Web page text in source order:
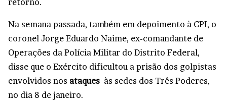
retorno.
Na semana passada, também em depoimento à CPI, o
coronel Jorge Eduardo Naime, ex-comandante de
Operações da Polícia Militar do Distrito Federal,
disse que o Exército dificultou a prisão dos golpistas
envolvidos nos ataques às sedes dos Três Poderes,
no dia 8 de janeiro.